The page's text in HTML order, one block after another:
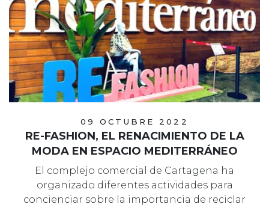
09 OCTUBRE 2022
RE-FASHION, EL RENACIMIENTO DE LA
MODA EN ESPACIO MEDITERRÁNEO
El complejo comercial de Cartagena ha
organizado diferentes actividades para
concienciar sobre la importancia de reciclar